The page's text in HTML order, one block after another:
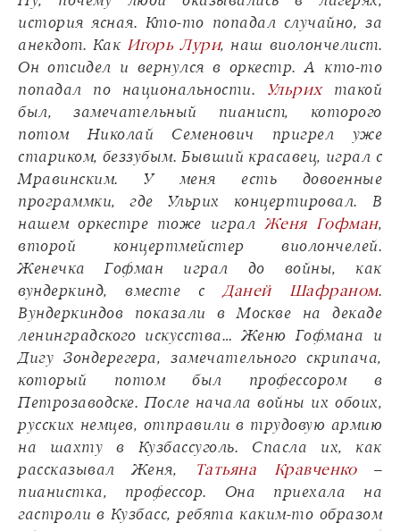
история ясная. Кто-то попадал случайно, за
анекдот. Как Игорь Лури, наш виолончелист.
Он отсидел и вернулся в оркестр. А кто-то
попадал по национальности. Ульрихтакой
был, замечательный пианист, которого
потом Николай Семенович пригрел уже
стариком, беззубым. Бывший красавец, играл с
Мравинским. У меня есть довоенные
программки, где Ульрих концертировал. В
нашем оркестре тоже играл Женя Гофман,
второй концертмейстер виолончелей.
Женечка Гофман играл до войны, как
вундеркинд, вместе сДаней Шафраном.
Вундеркиндов показали в Москве на декаде
ленинградского искусства… Женю Гофмана и
Дигу Зондерегера, замечательного скрипача,
который потом был профессором в
Петрозаводске. После начала войны их обоих,
русских немцев, отправили в трудовую армию
на шахту в Кузбассуголь. Спасла их, как
рассказывал Женя,
Татьяна Кравченко–
пианистка, профессор. Она приехала на
гастроли в Кузбасс, ребята каким-то образом